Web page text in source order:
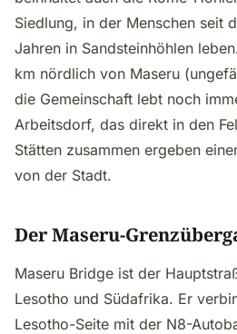
Siedlung, in der Menschen seit
Jahren in Sandsteinhöhlen
km nördlich von Maseru
die Gemeinschaft lebt noch
Arbeitsdorf, das direkt in den
Stätten zusammen ergeben
von der Stadt.
Der Maseru-
Maseru Bridge ist der
Lesotho und Südafrika. Er
Lesotho-Seite mit der N8-